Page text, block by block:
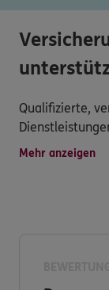
Qualifizierte,
persönliche
Mehr anzeigen